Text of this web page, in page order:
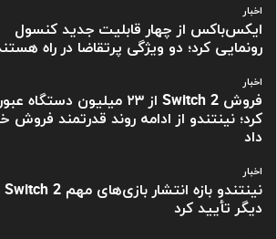
اخبار
ایکس‌باکس از چهار قابلیت جدید کنسول
رونمایی کرد؛ دو ویژگی پرتقاضا در راه
اخبار
فروش Switch 2 از ۲۳ میلیون دستگاه عبور
کرد؛ نینتندو از ادامه روند قدرتمند فروش
داد
اخبار
دیگر تأیید کرد